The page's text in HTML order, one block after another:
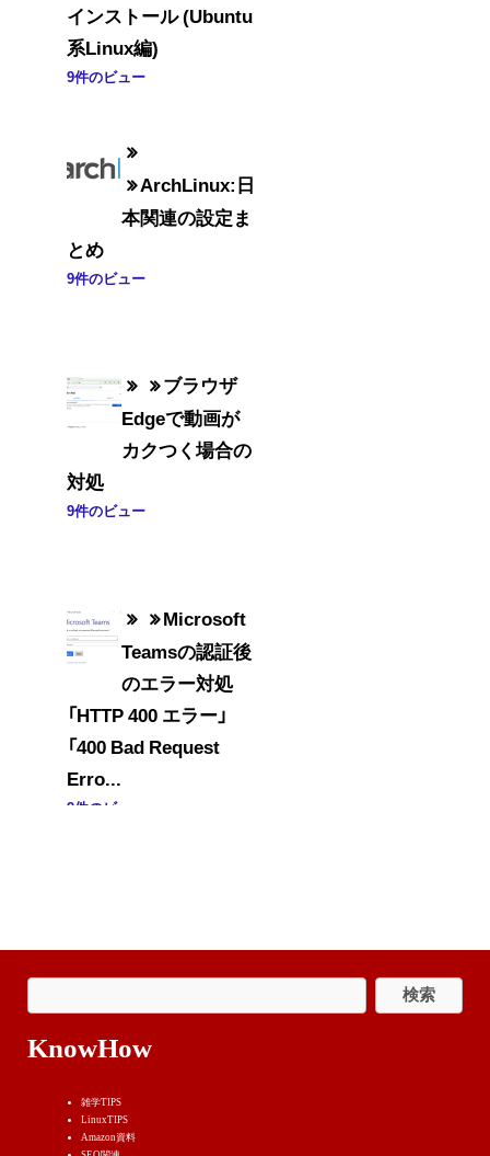
インストール (Ubuntu
系Linux編)
9件のビュー
ArchLinux:日
本関連の設定ま
とめ
9件のビュー
ブラウザ
Edgeで動画が
カクつく場合の
対処
9件のビュー
Microsoft
Teamsの認証後
のエラー対処
「HTTP 400 エラー」
「400 Bad Request
Erro...
9件のビュー
KnowHow
雑学TIPS
LinuxTIPS
Amazon資料